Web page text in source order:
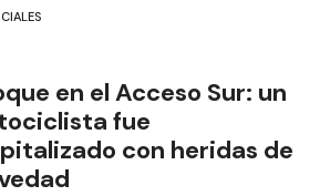
en el Acceso Sur: un
fue
con heridas de